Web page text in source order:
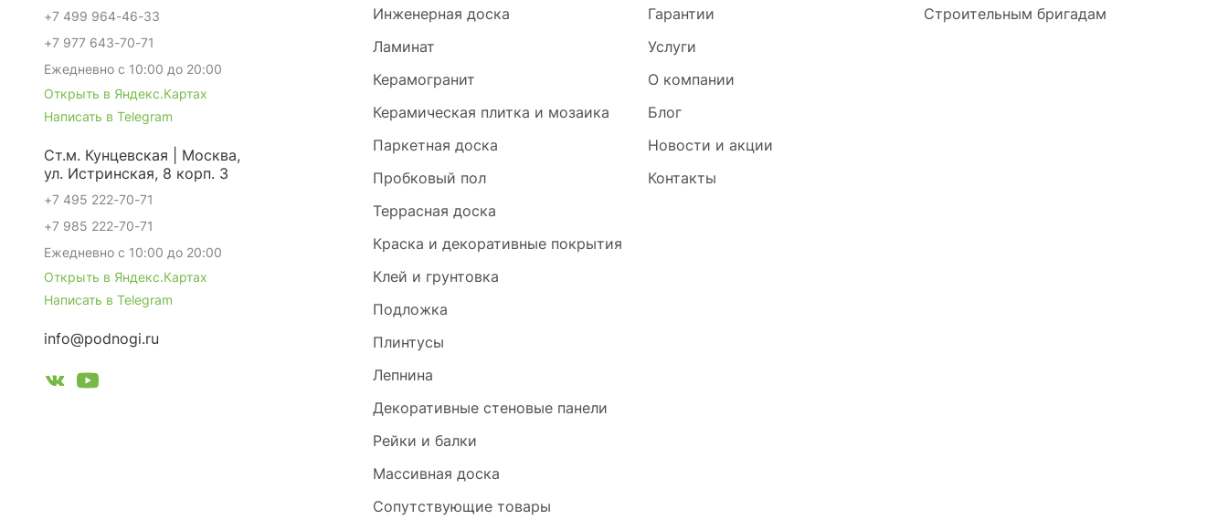
Инженерная доска
Ламинат
Керамогранит
Керамическая плитка и мозаика
Паркетная доска
Пробковый пол
Террасная доска
Краска и декоративные покрытия
Клей и грунтовка
Подложка
Плинтусы
Лепнина
Декоративные стеновые панели
Рейки и балки
Массивная доска
Сопутствующие товары
Гарантии
Услуги
О компании
Блог
Новости и акции
Контакты
Строительным бригадам
+7 499 964-46-33
+7 977 643-70-71
Ежедневно с 10:00 до 20:00
Открыть в Яндекс.Картах
Написать в Telegram
Ст.м. Кунцевская | Москва,
ул. Истринская, 8 корп. 3
+7 495 222-70-71
+7 985 222-70-71
Ежедневно с 10:00 до 20:00
Открыть в Яндекс.Картах
Написать в Telegram
info@podnogi.ru